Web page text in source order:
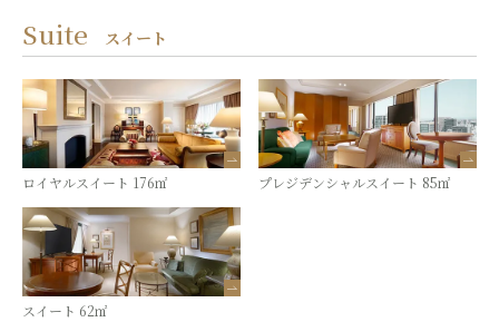
Suite スイート
ロイヤルスイート 176㎡ プレジデンシャルスイート 85㎡
スイート 62㎡